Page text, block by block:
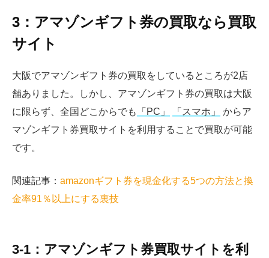
3：アマゾンギフト券の買取なら買取
サイト
大阪でアマゾンギフト券の買取をしているところが2店
舗ありました。しかし、アマゾンギフト券の買取は大阪
に限らず、全国どこからでも
「PC」 「スマホ」
からア
マゾンギフト券買取サイトを利用することで買取が可能
です。
関連記事： amazonギフト券を現金化する5つの方法と換
金率91％以上にする裏技
3-1：アマゾンギフト券買取サイトを利